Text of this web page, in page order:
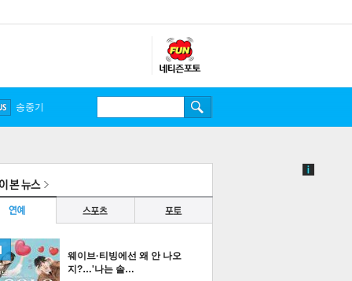
웨이브·티빙에선 왜 안 나오
지?…'나는 솔…